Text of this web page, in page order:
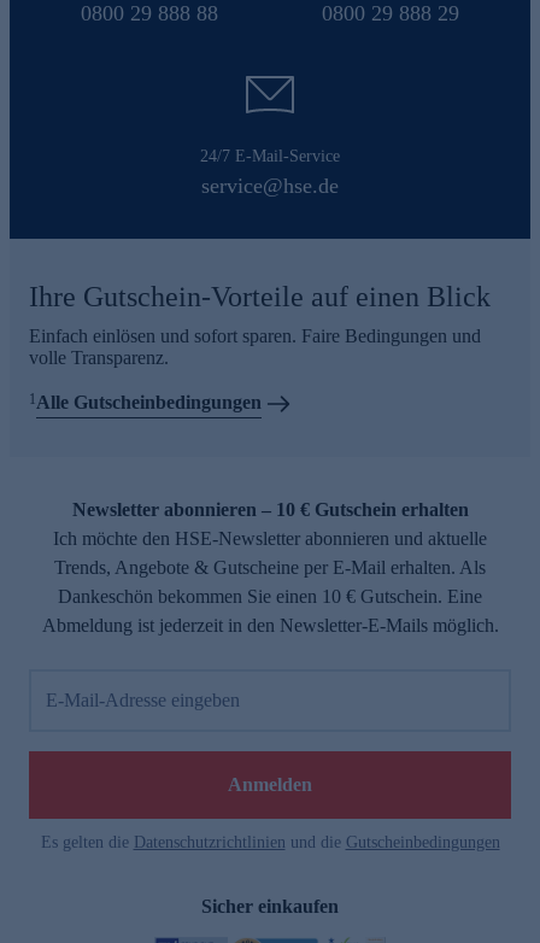
0800 29 888 88 0800 29 888 29
24/7 E-Mail-Service
service@hse.de
Ihre Gutschein-Vorteile auf einen Blick
Einfach einlösen und sofort sparen. Faire Bedingungen und
volle Transparenz.
1 Alle Gutscheinbedingungen
Newsletter abonnieren – 10 € Gutschein erhalten
Ich möchte den HSE-Newsletter abonnieren und aktuelle
Trends, Angebote & Gutscheine per E-Mail erhalten. Als
Dankeschön bekommen Sie einen 10 € Gutschein. Eine
Abmeldung ist jederzeit in den Newsletter-E-Mails möglich.
E-Mail-Adresse eingeben
Anmelden
Es gelten die Datenschutzrichtlinien und die Gutscheinbedingungen
Sicher einkaufen